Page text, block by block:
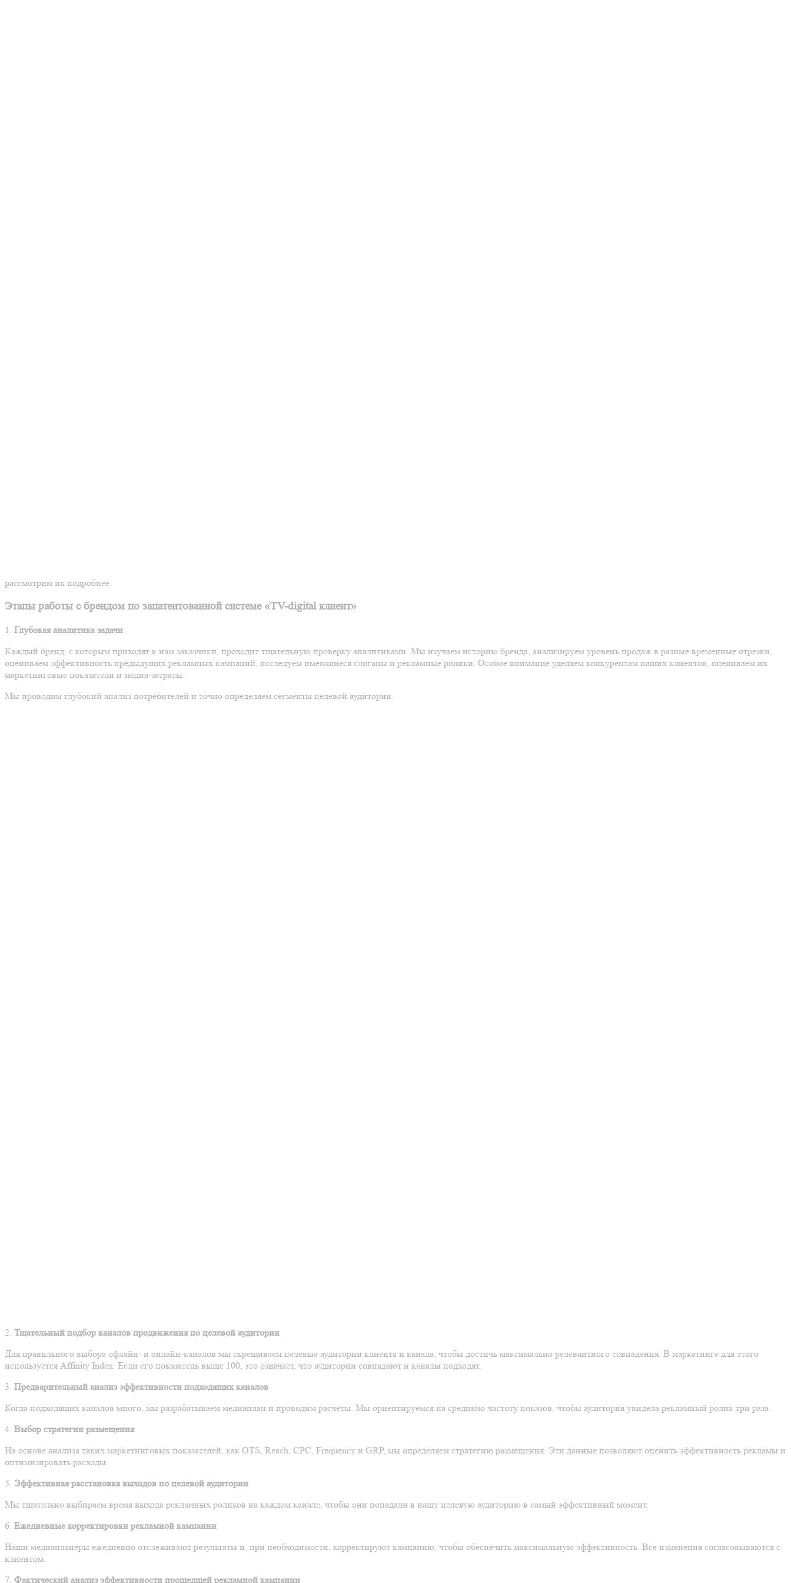
рассмотрим их подробнее.
Этапы работы с брендом по запатентованной системе «TV-digital клиент»
1. Глубокая аналитика задачи
Каждый бренд, с которым приходят к нам заказчики, проходит тщательную проверку аналитиками. Мы изучаем историю бренда, анализируем уровень продаж в разные временные отрезки,
оцениваем эффективность предыдущих рекламных кампаний, исследуем имеющиеся слоганы и рекламные ролики. Особое внимание уделяем конкурентам наших клиентов, оцениваем их
маркетинговые показатели и медиа-затраты.
Мы проводим глубокий анализ потребителей и точно определяем сегменты целевой аудитории.
2. Тщательный подбор каналов продвижения по целевой аудитории
Для правильного выбора офлайн- и онлайн-каналов мы скрещиваем целевые аудитории клиента и канала, чтобы достичь максимально релевантного совпадения. В маркетинге для этого
используется Affinity Index . Если его показатель выше 100, это означает, что аудитории совпадают и каналы подходят.
3. Предварительный анализ эффективности подходящих каналов
Когда подходящих каналов много, мы разрабатываем медиаплан и проводим расчеты. Мы ориентируемся на среднюю частоту показов, чтобы аудитория увидела рекламный ролик три раза.
4. Выбор стратегии размещения
На основе анализа таких маркетинговых показателей, как OTS Reach CPC Frequency и GRP, мы определяем стратегию размещения. Эти данные позволяют оценить эффективность рекламы и
оптимизировать расходы.
5. Эффективная расстановка выходов по целевой аудитории
Мы тщательно выбираем время выхода рекламных роликов на каждом канале, чтобы они попадали в нашу целевую аудиторию в самый эффективный момент.
6. Ежедневные корректировки рекламной кампании
Наши медиапланеры ежедневно отслеживают результаты и, при необходимости, корректируют кампанию, чтобы обеспечить максимальную эффективность. Все изменения согласовываются с
клиентом.
7. Фактический анализ эффективности прошедшей рекламной кампании